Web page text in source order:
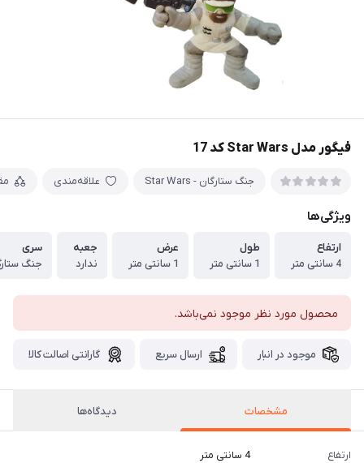
فیگور مدل Star Wars کد 17
جنگ ستارگان - Star Wars علاقه‌مندی
ویژگی‌ها
ارتفاع
4 سانتی متر
طول
1 سانتی متر
عرض
1 سانتی متر
جعبه
ندارد
سری
جنگ
محصول مورد نظر موجود نمی‌باشد.
موجود در انبار ارسال سریع گارانتی اصالت کالا
مشخصات دیدگاه‌ها
ارتفاع 4 سانتی متر